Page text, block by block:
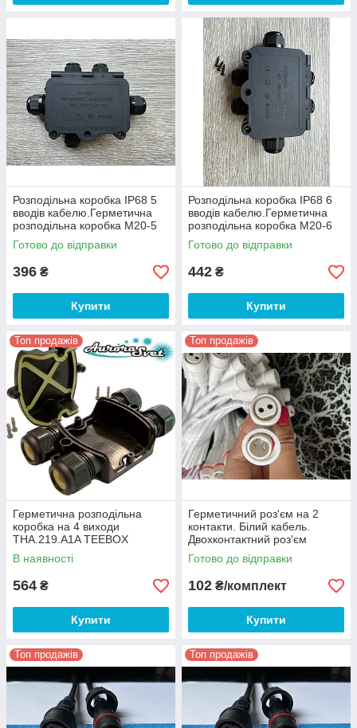
Розподільна коробка IP68 5
вводів кабелю.Герметична
розподільна коробка M20-5
Готово до відправки
396 ₴
Купити
Розподільна коробка IP68 6
вводів кабелю.Герметична
розподільна коробка M20-6
Готово до відправки
442 ₴
Купити
Топ продажів
Герметична розподільна
коробка на 4 виходи
THA.219.A1A TEEBOX
В наявності
564 ₴
Купити
Топ продажів
Герметичний роз'єм на 2
контакти. Білий кабель.
Двохконтактний роз'єм
IP67.М16.2pin
Готово до відправки
102 ₴/комплект
Купити
Топ продажів Топ продажів